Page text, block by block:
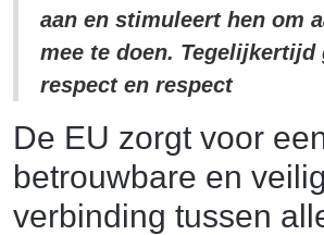
aan en stimuleert hen om
mee te doen. Tegelijkertijd
respect en respect
De EU zorgt voor
betrouwbare en
verbinding tussen